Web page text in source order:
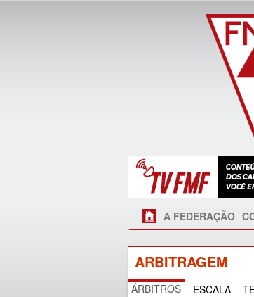
A FEDERAÇÃO
ARBITRAGEM
ÁRBITROS ESCALA